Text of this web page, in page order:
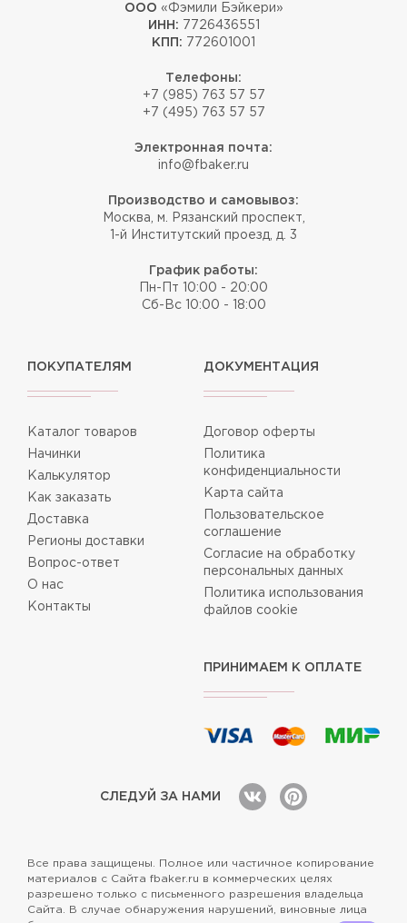
ООО «Фэмили Бэйкери»
ИНН: 7726436551
КПП: 772601001
Телефоны:
+7 (985) 763 57 57
+7 (495) 763 57 57
Электронная почта:
info@fbaker.ru
Производство и самовывоз:
Москва, м. Рязанский проспект,
1-й Институтский проезд, д. 3
График работы:
Пн-Пт 10:00 - 20:00
Сб-Вс 10:00 - 18:00
ПОКУПАТЕЛЯМ
Каталог товаров
Начинки
Калькулятор
Как заказать
Доставка
Регионы доставки
Вопрос-ответ
О нас
Контакты
ДОКУМЕНТАЦИЯ
Договор оферты
Политика
конфиденциальности
Карта сайта
Пользовательское
соглашение
Согласие на обработку
персональных данных
Политика использования
файлов cookie
ПРИНИМАЕМ К ОПЛАТЕ
СЛЕДУЙ ЗА НАМИ
Все права защищены. Полное или частичное копирование
материалов с Сайта fbaker.ru в коммерческих целях
разрешено только с письменного разрешения владельца
Сайта. В случае обнаружения нарушений, виновные лица